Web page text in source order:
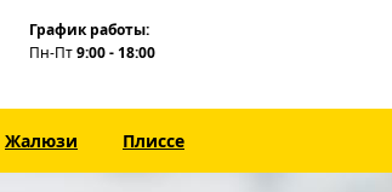
График работы:
Пн-Пт9:00 - 18:00
Жалюзи Плиссе